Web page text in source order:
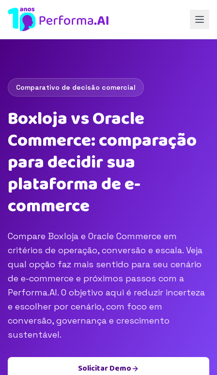
Comparativo de decisão comercial
Boxloja vs Oracle
Commerce: comparação
para decidir sua
plataforma de e-
commerce
Compare Boxloja e Oracle Commerce em
critérios de operação, conversão e escala. Veja
qual opção faz mais sentido para seu cenário
de e-commerce e próximos passos com a
Performa.AI. O objetivo aqui é reduzir incerteza
e escolher por cenário, com foco em
conversão, governança e crescimento
sustentável.
Solicitar Demo